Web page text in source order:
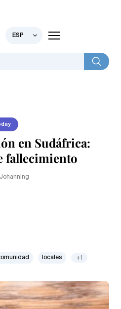
ESP
en Sudáfrica:
fallecimiento
locales +1